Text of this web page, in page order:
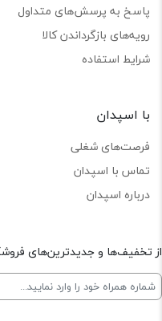
پاسخ به پرسش‌های متداول
رویه‌های بازگرداندن کالا
شرایط استفاده
با اسپدان
فرصت‌های شغلی
تماس با اسپدان
درباره اسپدان
از تخفیف‌ها و جدیدترین‌های